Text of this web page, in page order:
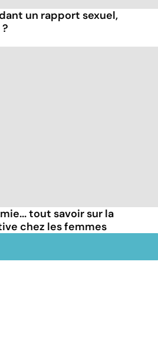
un rapport sexuel,
tout savoir sur la
chez les femmes